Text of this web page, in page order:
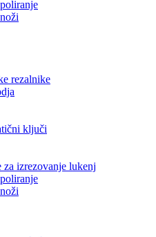
rezalnike
ključi
izrezovanje lukenj